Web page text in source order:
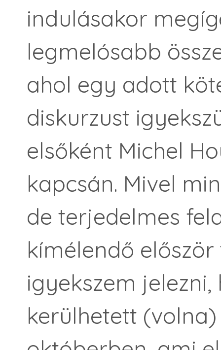
indulásakor
legmelósabb
ahol egy adott
diskurzust
elsőként Michel
kapcsán. Mivel
de terjedelmes
kímélendő
igyekszem
kerülhetett